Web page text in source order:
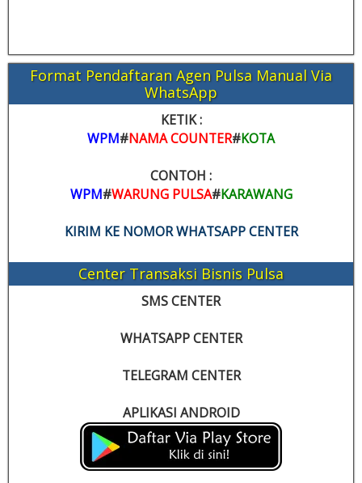
Format Pendaftaran Agen Pulsa Manual Via
WhatsApp
KETIK :
WPM#NAMA COUNTER#KOTA
CONTOH :
WPM#WARUNG PULSA#KARAWANG
KIRIM KE NOMOR WHATSAPP CENTER
Center Transaksi Bisnis Pulsa
SMS CENTER
WHATSAPP CENTER
TELEGRAM CENTER
APLIKASI ANDROID